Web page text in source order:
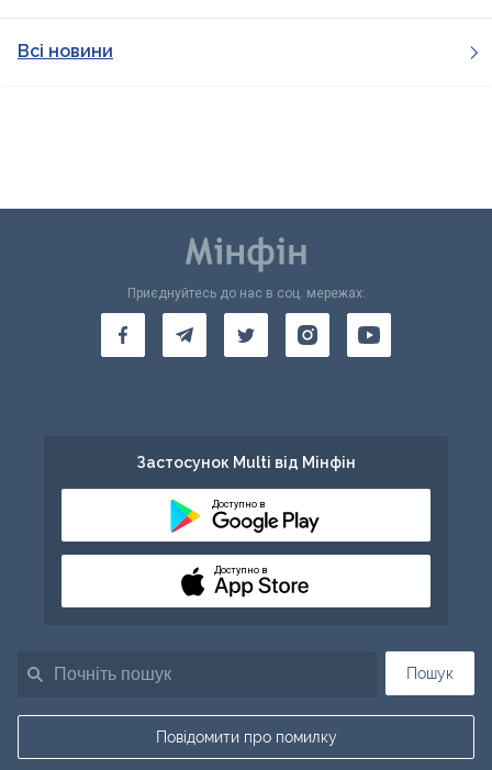
Всі новини
Пошук
Повідомити про помилку
Приєднуйтесь до нас в соц. мережах:
Застосунок Multi від Мінфін
Доступно в
Доступно в